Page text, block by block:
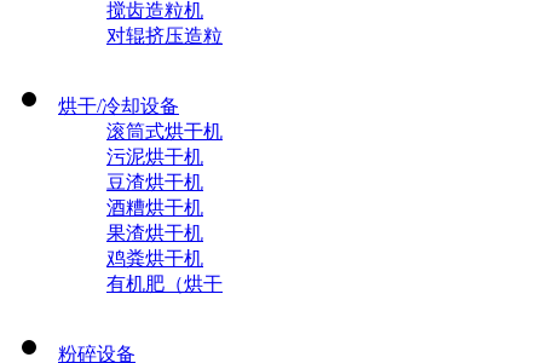
搅齿造粒机
对辊挤压造粒
烘干/冷却设备
滚筒式烘干机
污泥烘干机
豆渣烘干机
酒糟烘干机
果渣烘干机
鸡粪烘干机
有机肥（烘干
粉碎设备